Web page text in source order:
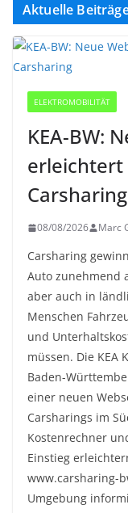
Aktuelle
ELEKTROMOBILITÄT
KEA-BW:
erleichtert
Carsharing
08/08/2026 Marc
Carsharing
Auto zunehmend
aber auch in
Menschen
und
müssen. Die KEA
Baden-
einer neuen
Carsharings im
Kostenrechner
Einstieg
www.carsharing-
Umgebung